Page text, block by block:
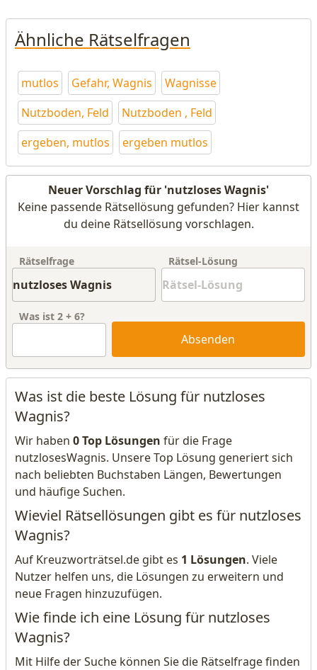
Ähnliche Rätselfragen
mutlos Gefahr, Wagnis
Wagnisse
Nutzboden, Feld
Nutzboden , Feld
ergeben, mutlos
ergeben mutlos
Neuer Vorschlag für 'nutzloses Wagnis'
Keine passende Rätsellösung gefunden? Hier kannst
du deine Rätsellösung vorschlagen.
Rätselfrage Rätsel-Lösung
Was ist 2 + 6?
Absenden
Was ist die beste Lösung für nutzloses
Wagnis?
Wir haben 0 Top Lösungen für die Frage
nutzlosesWagnis. Unsere Top Lösung generiert sich
nach beliebten Buchstaben Längen, Bewertungen
und häufige Suchen.
Wieviel Rätsellösungen gibt es für nutzloses
Wagnis?
Auf Kreuzworträtsel.de gibt es 1 Lösungen. Viele
Nutzer helfen uns, die Lösungen zu erweitern und
neue Fragen hinzuzufügen.
Wie finde ich eine Lösung für nutzloses
Wagnis?
Mit Hilfe der Suche können Sie die Rätselfrage finden